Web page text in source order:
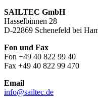
SAILTEC GmbH
Hasselbinnen 28
D-22869 Schenefeld bei
Fon und Fax
Fon +49 40 822 99 40
Fax +49 40 822 99 470
Email
info@sailtec.de